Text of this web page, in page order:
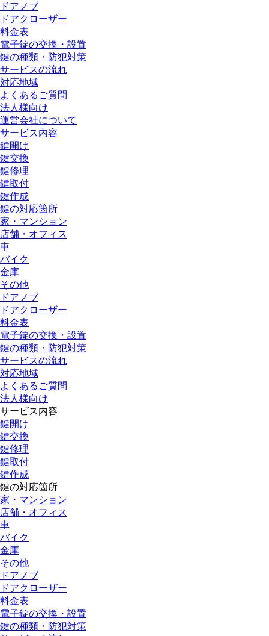
ドアノブ
ドアクローザー
料金表
電子錠の交換・設置
鍵の種類・防犯対策
サービスの流れ
対応地域
よくあるご質問
法人様向け
運営会社について
サービス内容
鍵開け
鍵交換
鍵修理
鍵取付
鍵作成
鍵の対応箇所
家・マンション
店舗・オフィス
車
バイク
金庫
その他
ドアノブ
ドアクローザー
料金表
電子錠の交換・設置
鍵の種類・防犯対策
サービスの流れ
対応地域
よくあるご質問
法人様向け
サービス内容
鍵開け
鍵交換
鍵修理
鍵取付
鍵作成
鍵の対応箇所
家・マンション
店舗・オフィス
車
バイク
金庫
その他
ドアノブ
ドアクローザー
料金表
電子錠の交換・設置
鍵の種類・防犯対策